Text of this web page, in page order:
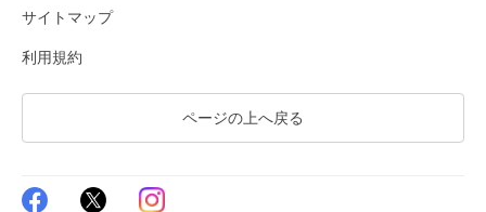
サイトマップ
利用規約
ページの上へ戻る